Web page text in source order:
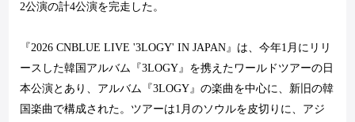
2公演の計4公演を完走した。
『2026 CNBLUE LIVE '3LOGY' IN JAPAN』は、今年1 月にリリ
ースした韓国アルバム『3LOGY』を携えたワールドツアーの日
本公演とあり、アルバム『3LOGY』の楽曲を中心に、新旧の韓
国楽曲で構成された。ツアーは1 月のソウルを皮切りに、アジ